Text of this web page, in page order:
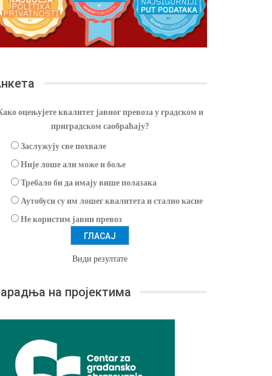
оцењујете квалитет јавног превоза у градском и
приградском саобраћају?
Заслужују све похвале
Није лоше али може и боље
Требало би да имају више полазака
Аутобуси су им лошег квалитета и стално касне
Не користим јавни превоз
Види резултате
на пројектима